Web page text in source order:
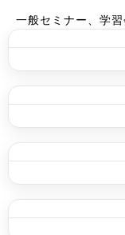
一般セミナー、学習